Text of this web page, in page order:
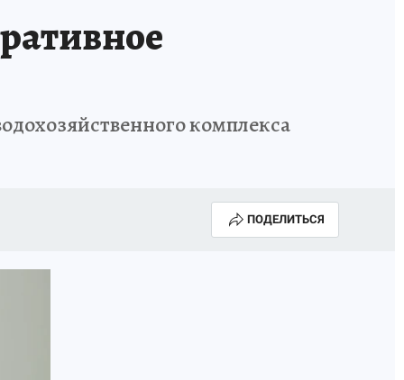
ДЕНЬ ПОБЕДЫ В САМАРЕ 2025
комплекса
ПОДЕЛИТЬСЯ